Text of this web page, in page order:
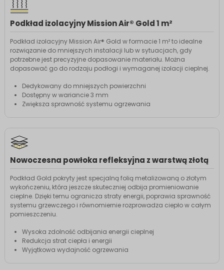
Podkład izolacyjny Mission Air® Gold 1 m²
Podkład izolacyjny Mission Air® Gold w formacie 1 m² to idealne
rozwiązanie do mniejszych instalacji lub w sytuacjach, gdy
potrzebne jest precyzyjne dopasowanie materiału. Można
dopasować go do rodzaju podłogi i wymaganej izolacji cieplnej.
Dedykowany do mniejszych powierzchni
Dostępny w wariancie 3 mm
Zwiększa sprawność systemu ogrzewania
Nowoczesna powłoka refleksyjna z warstwą złotą
Podkład Gold pokryty jest specjalną folią metalizowaną o złotym
wykończeniu, która jeszcze skuteczniej odbija promieniowanie
cieplne. Dzięki temu ogranicza straty energii, poprawia sprawność
systemu grzewczego i równomiernie rozprowadza ciepło w całym
pomieszczeniu.
Wysoka zdolność odbijania energii cieplnej
Redukcja strat ciepła i energii
Wyjątkowa wydajność ogrzewania